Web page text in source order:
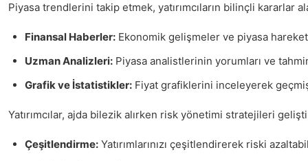
Piyasa trendlerini takip etmek, yatırımcıların bilinçli
Finansal Haberler: Ekonomik gelişmeler ve piyasa
Uzman Analizleri: Piyasa analistlerinin yorumları ve
Grafik ve İstatistikler: Fiyat grafiklerini inceleyerek
Yatırımcılar, ajda bilezik alırken risk yönetimi stratejileri
Çeşitlendirme: Yatırımlarınızı çeşitlendirerek riski